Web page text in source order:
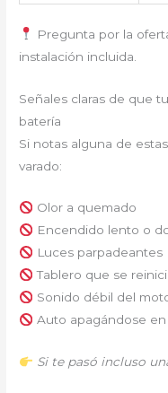
Pregunta por la
instalación incluida.
Señales claras de que
batería
Si notas alguna de
varado:
Olor a quemado
Encendido lento o
Luces parpadeantes
Tablero que se
Sonido débil del
Auto apagándose
Si te pasó incluso